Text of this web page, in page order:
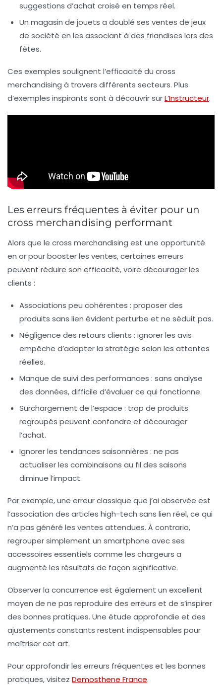
suggestions d’achat croisé en temps réel.
Un magasin de jouets a doublé ses ventes de jeux
de société en les associant à des friandises lors des
fêtes.
Ces exemples soulignent l’efficacité du cross
merchandising à travers différents secteurs. Plus
d’exemples inspirants sont à découvrir surL’Instructeur.
Les erreurs fréquentes à éviter pour un
cross merchandising performant
Alors que le cross merchandising est une opportunité
en or pour booster les ventes, certaines erreurs
peuvent réduire son efficacité, voire décourager les
clients :
Associations peu cohérentes : proposer des
produits sans lien évident perturbe et ne séduit pas.
Négligence des retours clients : ignorer les avis
empêche d’adapter la stratégie selon les attentes
réelles.
Manque de suivi des performances : sans analyse
des données, difficile d’évaluer ce qui fonctionne.
Surchargement de l’espace : trop de produits
regroupés peuvent confondre et décourager
l’achat.
Ignorer les tendances saisonnières : ne pas
actualiser les combinaisons au fil des saisons
diminue l’impact.
Par exemple, une erreur classique que j’ai observée est
l’association des articles high-tech sans lien réel, ce qui
n’a pas généré les ventes attendues. À contrario,
regrouper simplement un smartphone avec ses
accessoires essentiels comme les chargeurs a
augmenté les résultats de façon significative.
Observer la concurrence est également un excellent
moyen de ne pas reproduire des erreurs et de s’inspirer
des bonnes pratiques. Une étude approfondie et des
ajustements constants restent indispensables pour
maîtriser cet art.
Pour approfondir les erreurs fréquentes et les bonnes
pratiques, visitez Demosthene France.